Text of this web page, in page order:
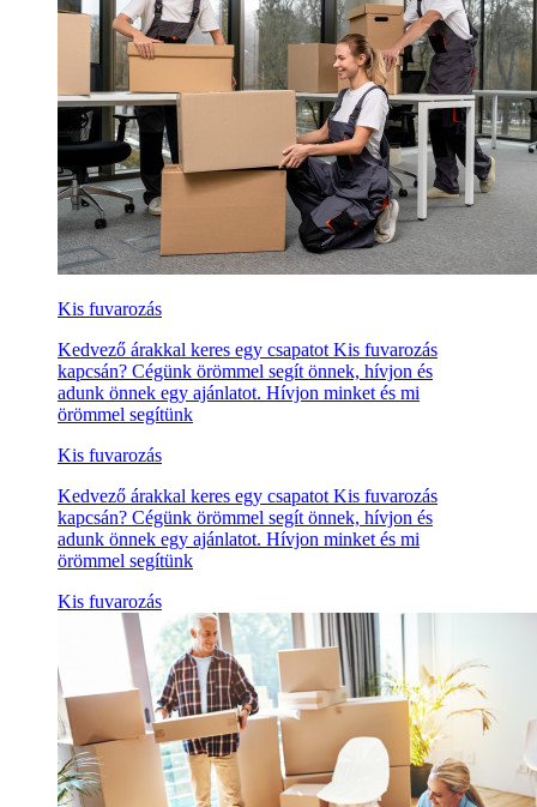
Kis fuvarozás
Kedvező árakkal keres egy csapatot Kis fuvarozás
kapcsán? Cégünk örömmel segít önnek, hívjon és
adunk önnek egy ajánlatot. Hívjon minket és mi
örömmel segítünk
Kis fuvarozás
Kedvező árakkal keres egy csapatot Kis fuvarozás
kapcsán? Cégünk örömmel segít önnek, hívjon és
adunk önnek egy ajánlatot. Hívjon minket és mi
örömmel segítünk
Kis fuvarozás